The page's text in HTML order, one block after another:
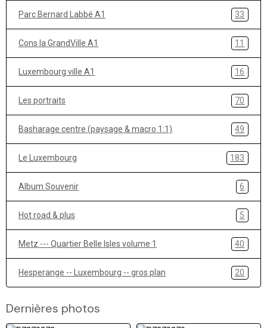
Parc Bernard Labbé A1 33
Cons la GrandVille A1 11
Luxembourg ville A1 16
Les portraits 70
Basharage centre (paysage & macro 1:1) 49
Le Luxembourg 183
Album Souvenir 6
Hot road & plus 5
Metz --- Quartier Belle Isles volume 1 40
Hesperange -- Luxembourg -- gros plan 20
Dernières photos